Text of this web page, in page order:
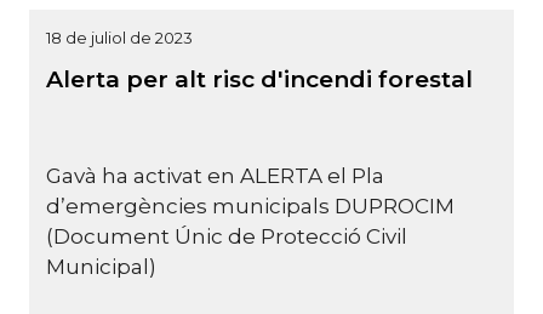
18 de juliol de 2023
Alerta per alt risc d'incendi forestal
Gavà ha activat en ALERTA el Pla
d’emergències municipals DUPROCIM
(Document Únic de Protecció Civil
Municipal)